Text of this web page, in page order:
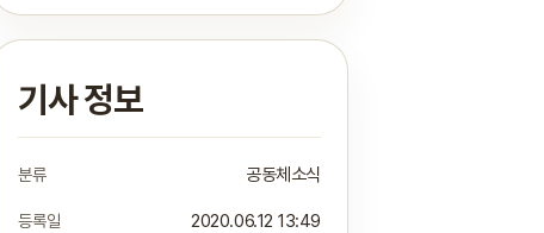
기사 정보
분류 공동체소식
등록일 2020.06.12 13:49